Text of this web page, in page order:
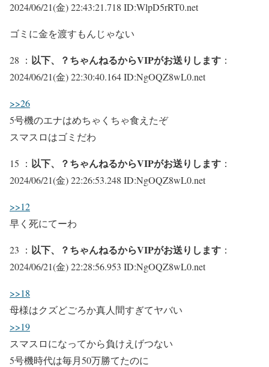
2024/06/21(金) 22:43:21.718 ID:WlpD5rRT0.net
ゴミに金を渡すもんじゃない
28 ： 以下、？ちゃんねるからVIPがお送りします ：
2024/06/21(金) 22:30:40.164 ID:NgOQZ8wL0.net
>>26
5号機のエナはめちゃくちゃ食えたぞ
スマスロはゴミだわ
15 ： 以下、？ちゃんねるからVIPがお送りします ：
2024/06/21(金) 22:26:53.248 ID:NgOQZ8wL0.net
>>12
早く死にてーわ
23 ： 以下、？ちゃんねるからVIPがお送りします ：
2024/06/21(金) 22:28:56.953 ID:NgOQZ8wL0.net
>>18
母様はクズどごろか真人間すぎてヤバい
>>19
スマスロになってから負けえげつない
5号機時代は毎月50万勝てたのに